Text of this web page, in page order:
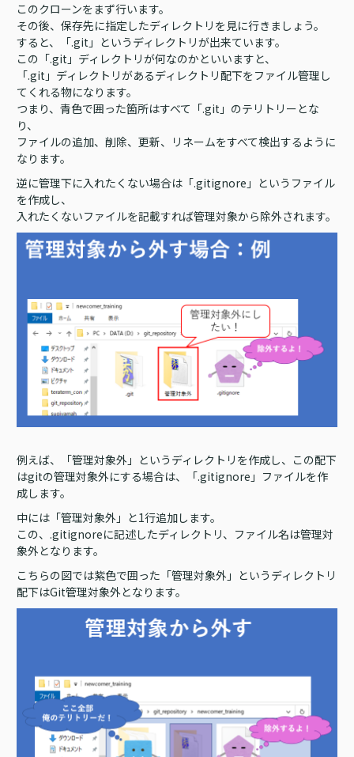
このクローンをまず行います。
その後、保存先に指定したディレクトリを見に行きましょう。
すると、「.git」というディレクトリが出来ています。
この「.git」ディレクトリが何なのかといいますと、
「.git」ディレクトリがあるディレクトリ配下をファイル管理し
てくれる物になります。
つまり、青色で囲った箇所はすべて「.git」のテリトリーとな
り、
ファイルの追加、削除、更新、リネームをすべて検出するように
なります。
逆に管理下に入れたくない場合は「.gitignore」というファイル
を作成し、
入れたくないファイルを記載すれば管理対象から除外されます。
例えば、「管理対象外」というディレクトリを作成し、この配下
はgitの管理対象外にする場合は、「.gitignore」ファイルを作
成します。
中には「管理対象外」と1行追加します。
この、.gitignoreに記述したディレクトリ、ファイル名は管理対
象外となります。
こちらの図では紫色で囲った「管理対象外」というディレクトリ
配下はGit管理対象外となります。